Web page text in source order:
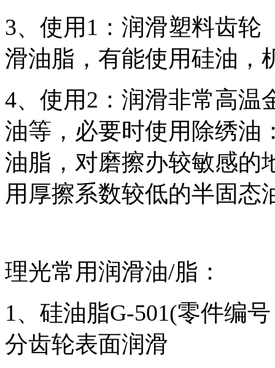
3、使用1：润滑塑料齿轮
滑油脂，有能使用硅油，
4、使用2：润滑非常高温
油等，必要时使用除绣油
油脂，对磨擦办较敏感的
用厚擦系数较低的半固态
理光常用润滑油/脂：
1、硅油脂G-501(零件编
分齿轮表面润滑